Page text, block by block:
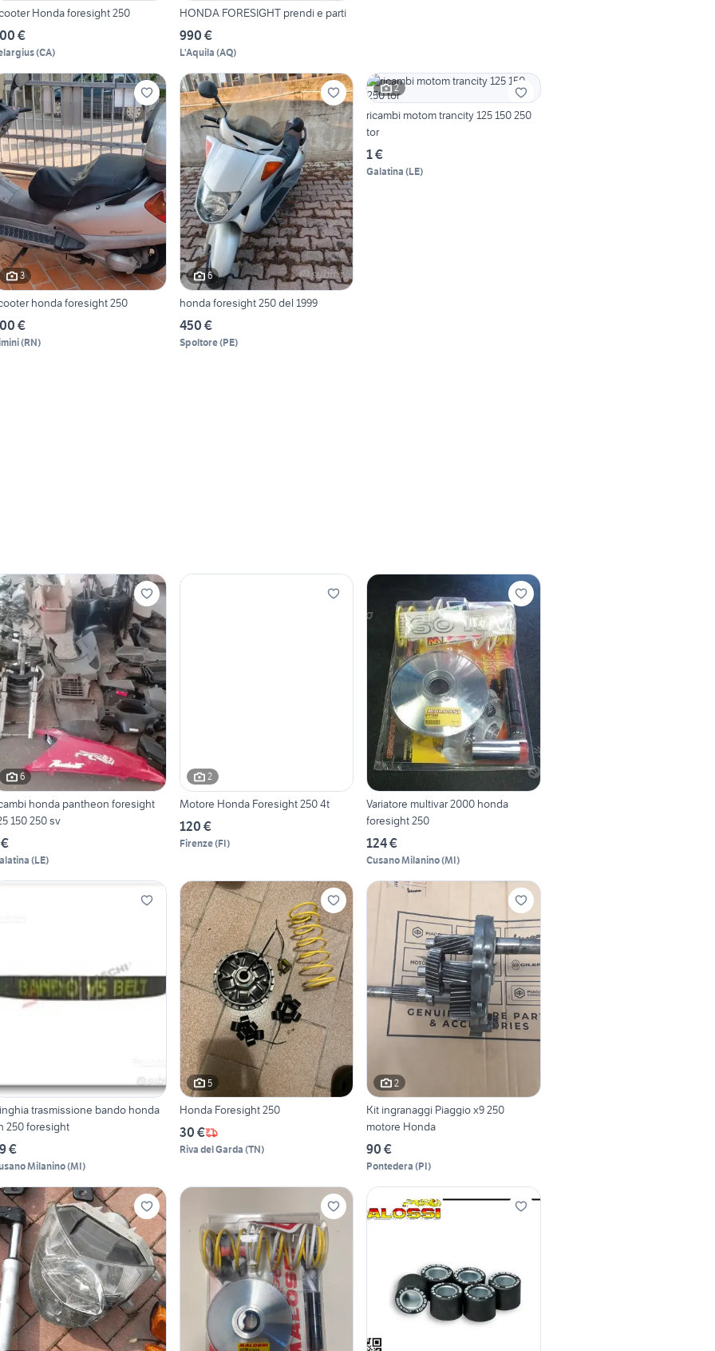
Honda foresight 250
€
(CA)
HONDA FORESIGHT prendi e parti
990 €
L'Aquila (AQ)
3
honda foresight 250
€
(RN)
6
honda foresight 250 del 1999
450 €
Spoltore(PE)
2
ricambi motom trancity 125 150 250
tor
1 €
Galatina (LE)
6
honda pantheon foresight
150 250 sv
(LE)
2
Motore Honda Foresight 250 4t
120 €
Firenze(FI)
Variatore multivar 2000 honda
foresight 250
124 €
Cusano Milanino(MI)
trasmissione bando honda
250 foresight
€
Milanino(MI)
5
Honda Foresight 250
30 €
Riva del Garda (TN)
2
Kit ingranaggi Piaggio x9 250
motore Honda
90 €
Pontedera (PI)